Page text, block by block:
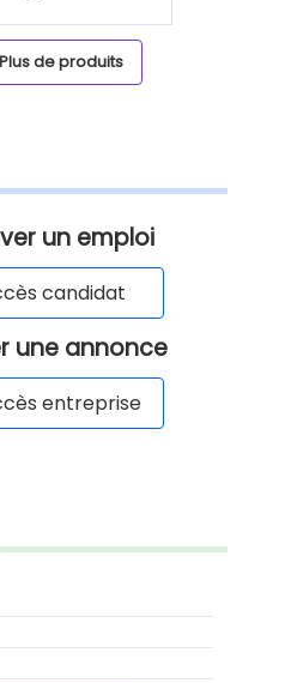
Plus de produits
un emploi
candidat
une annonce
entreprise